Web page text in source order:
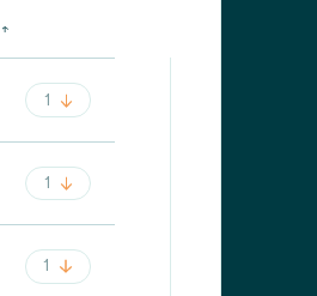
1
1
1